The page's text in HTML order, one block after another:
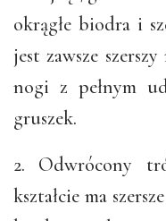
okrągłe biodra i
jest zawsze
nogi z pełnym
gruszek.
2. Odwrócony
kształcie ma